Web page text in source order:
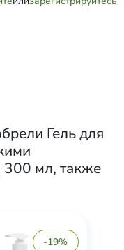
Гель для
300 мл, также
-19%